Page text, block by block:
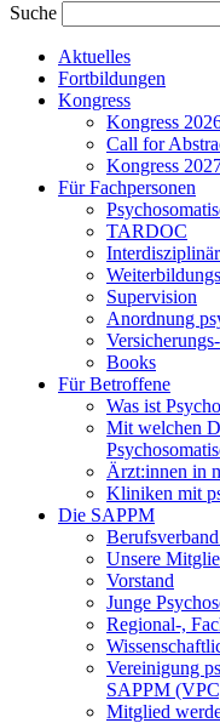
Suche
Aktuelles
Fortbildungen
Kongress
Kongress
Call for
Kongress
Für Fachpersonen
TARDOC
Supervision
Anordnung
Books
Für Betroffene
Was ist
Mit welchen
Ärzt:innen in
Kliniken mit
Die SAPPM
Unsere
Vorstand
Junge
Regional-,
Vereinigung
SAPPM
Mitglied